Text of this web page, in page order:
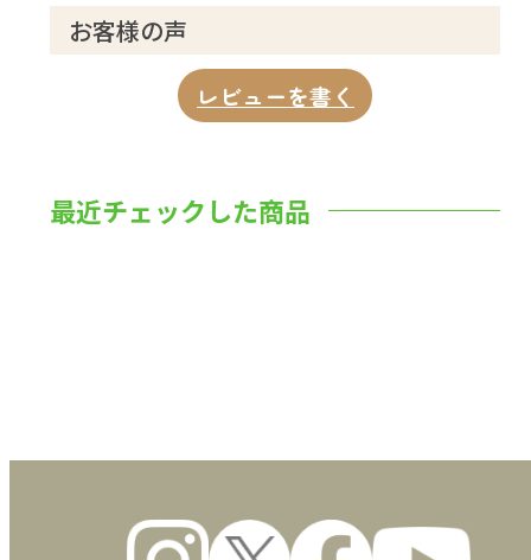
お客様の声
レビューを書く
最近チェックした商品